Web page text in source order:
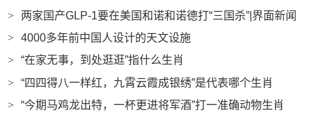
>
两家国产GLP-1要在美国和诺和诺德打“三国杀”|界面新闻
>
4000多年前中国人设计的天文设施
>
“在家无事，到处逛逛”指什么生肖
>
“四四得八一样红，九霄云霞成银绣”是代表哪个生肖
>
“今期马鸡龙出特，一杯更进将军酒”打一准确动物生肖